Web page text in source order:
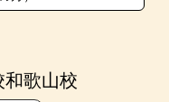
ール特待生制度
和歌山校